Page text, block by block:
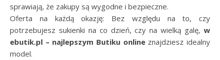
sprawiają, że zakupy są wygodne i bezpieczne.
Oferta na każdą okazję: Bez względu na to, czy
potrzebujesz sukienki na co dzień, czy na wielką galę, w
ebutik.pl – najlepszym Butiku onlineznajdziesz idealny
model.